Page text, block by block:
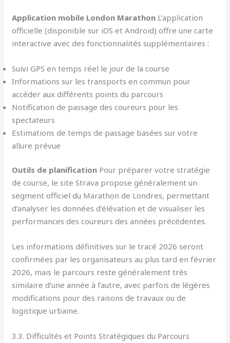
Application mobile London Marathon L’application
officielle (disponible sur iOS et Android) offre une carte
interactive avec des fonctionnalités supplémentaires :
Suivi GPS en temps réel le jour de la course
Informations sur les transports en commun pour
accéder aux différents points du parcours
Notification de passage des coureurs pour les
spectateurs
Estimations de temps de passage basées sur votre
allure prévue
Outils de planification Pour préparer votre stratégie
de course, le site Strava propose généralement un
segment officiel du Marathon de Londres, permettant
d’analyser les données d’élévation et de visualiser les
performances des coureurs des années précédentes.
Les informations définitives sur le tracé 2026 seront
confirmées par les organisateurs au plus tard en février
2026, mais le parcours reste généralement très
similaire d’une année à l’autre, avec parfois de légères
modifications pour des raisons de travaux ou de
logistique urbaine.
3.3. Difficultés et Points Stratégiques du Parcours